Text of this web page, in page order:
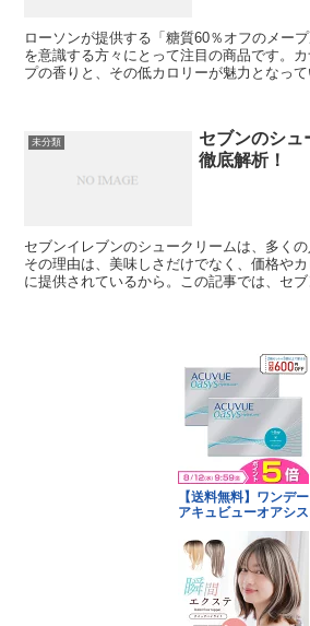
ローソンが提供する「糖質60％オフのメー
を意識する方々にとって注目の商品です。
プの香りと、その低カロリーが魅力となっ
未分類
セブンのシュ
徹底解析！
セブンイレブンのシュークリームは、多くの
その理由は、美味しさだけでなく、価格や
に提供されているから。この記事では、セブ